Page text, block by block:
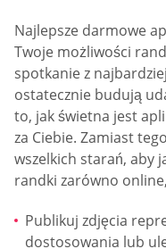
Najlepsze darmowe
Twoje możliwości
spotkanie z
ostatecznie budują
to, jak świetna jest
za Ciebie. Zamiast
wszelkich starań, aby
randki zarówno
Publikuj zdjęcia
dostosowania lub